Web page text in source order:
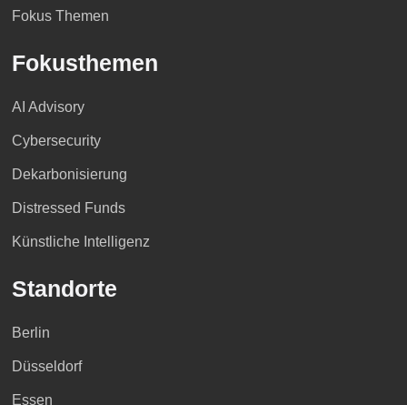
Fokus Themen
Fokusthemen
AI Advisory
Cybersecurity
Dekarbonisierung
Distressed Funds
Künstliche Intelligenz
Standorte
Berlin
Düsseldorf
Essen